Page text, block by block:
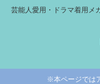
芸能人愛用・ドラマ着用メ
※本ページでは